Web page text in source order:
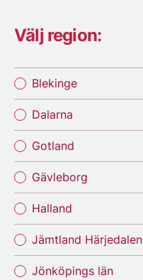
Välj region:
Blekinge
Dalarna
Gotland
Gävleborg
Halland
Jämtland Härjedalen
Jönköpings län